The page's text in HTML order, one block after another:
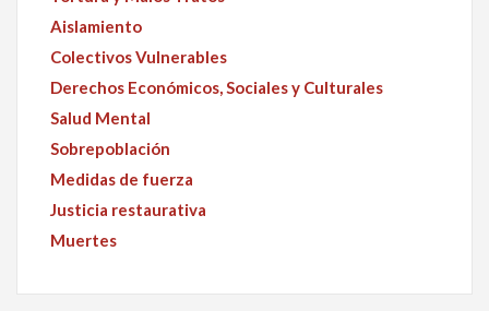
Aislamiento
Colectivos Vulnerables
Derechos Económicos, Sociales y Culturales
Salud Mental
Sobrepoblación
Medidas de fuerza
Justicia restaurativa
Muertes